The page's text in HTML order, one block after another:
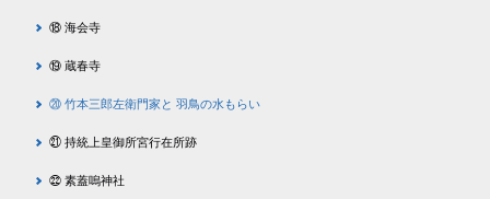
⑱ 海会寺
⑲ 蔵春寺
⑳ 竹本三郎左衛門家と 羽鳥の水もらい
㉑ 持統上皇御所宮行在所跡
㉒ 素蓋嗚神社